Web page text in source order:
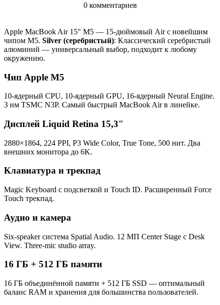
0 комментариев
Apple MacBook Air 15" M5 — 15-дюймовый Air с новейшим
чипом M5. Silver (серебристый): Классический серебристый
алюминий — универсальный выбор, подходит к любому
окружению.
Чип Apple M5
10-ядерный CPU, 10-ядерный GPU, 16-ядерный Neural Engine.
3 нм TSMC N3P. Самый быстрый MacBook Air в линейке.
Дисплей Liquid Retina 15,3"
2880×1864, 224 PPI, P3 Wide Color, True Tone, 500 нит. Два
внешних монитора до 6K.
Клавиатура и трекпад
Magic Keyboard с подсветкой и Touch ID. Расширенный Force
Touch трекпад.
Аудио и камера
Six-speaker система Spatial Audio. 12 МП Center Stage с Desk
View. Three-mic studio array.
16 ГБ + 512 ГБ памяти
16 ГБ объединённой памяти + 512 ГБ SSD — оптимальный
баланс RAM и хранения для большинства пользователей.